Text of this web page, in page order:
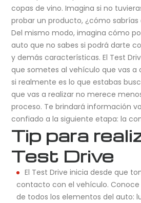
copas de vino. Imagina si no
probar un producto, ¿cómo
Del mismo modo, imagina cómo
auto que no sabes si podrá darte
y demás características. El Test
que sometes al vehículo que vas a
si realmente es lo que estabas
que vas a realizar no merece
proceso. Te brindará información
confiado a la siguiente etapa: la
Tip para
Test Drive
El Test Drive inicia desde que
contacto con el vehículo.
de todos los elementos del auto: